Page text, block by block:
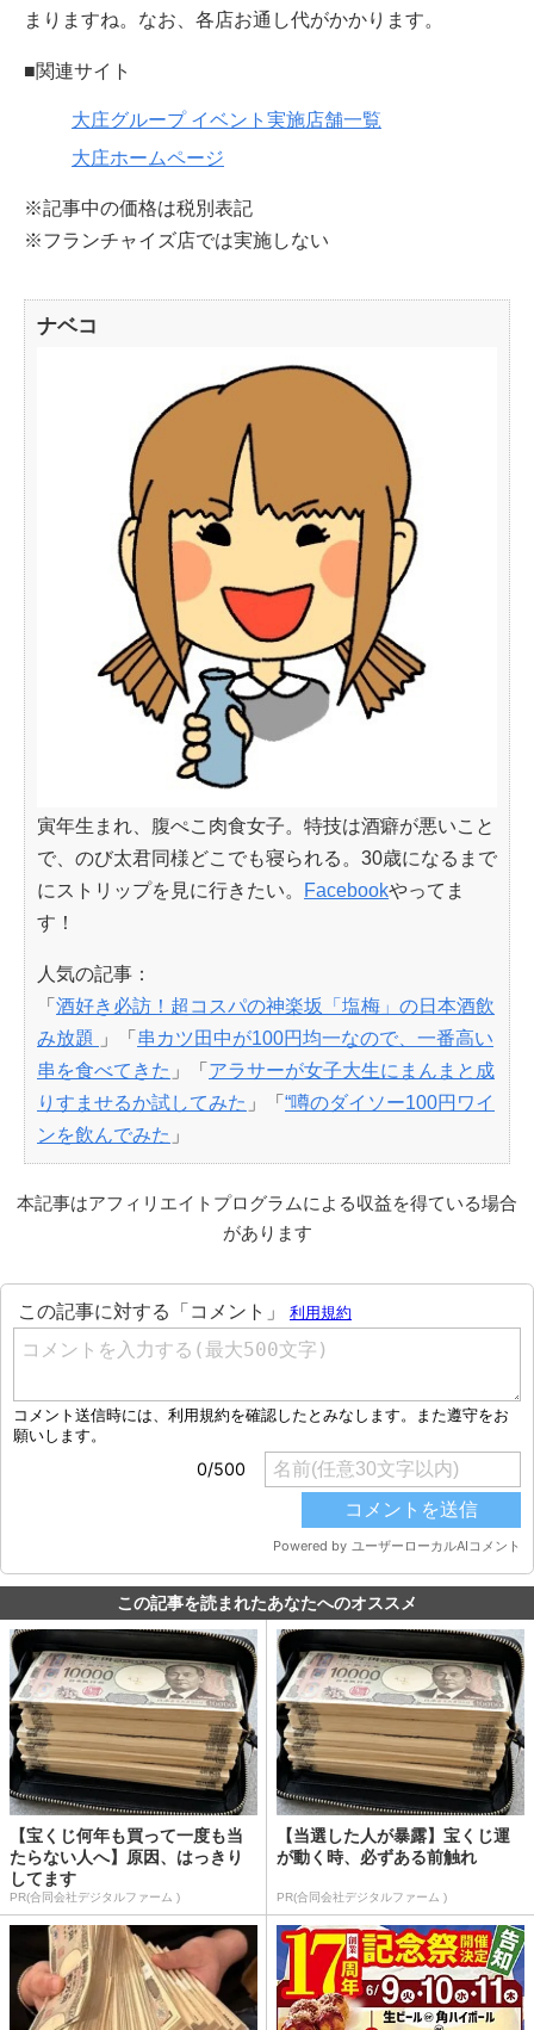
まりますね。なお、各店お通し代がかかります。
■関連サイト
大庄グループ イベント実施店舗一覧
大庄ホームページ
※記事中の価格は税別表記
※フランチャイズ店では実施しない
ナベコ
寅年生まれ、腹ぺこ肉食女子。特技は酒癖が悪いこと
で、のび太君同様どこでも寝られる。30歳になるまで
にストリップを見に行きたい。
Facebookやってま
す！
人気の記事：
「 酒好き必訪！超コスパの神楽坂「塩梅」の日本酒飲
み放題
」「 串カツ田中が100円均一なので、一番高い
串を食べてきた 」「 アラサーが女子大生にまんまと成
りすませるか試してみた 」「 “噂のダイソー100円ワイ
ンを飲んでみた 」
本記事はアフィリエイトプログラムによる収益を得ている場合
があります
この記事を読まれたあなたへのオススメ
【宝くじ何年も買って一度も当
たらない人へ】原因、はっきり
してます
PR(合同会社デジタルファーム )
【当選した人が暴露】宝くじ運
が動く時、必ずある前触れ
PR(合同会社デジタルファーム )